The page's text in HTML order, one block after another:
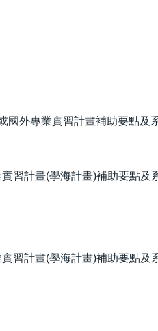
國外專業實習計畫補助要點及
習計畫(學海計畫)補助要點及
習計畫(學海計畫)補助要點及